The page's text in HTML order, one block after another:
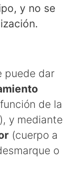
y no se
puede dar
de la
y mediante
(cuerpo a
o